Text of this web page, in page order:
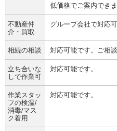
低価格でご案内できま
不動産仲
介・買取
グループ会社で対応可
相続の相談 対応可能です。ご相談
立ち合いな
しで作業可
対応可能です。
作業スタッ
フの検温/
消毒/マス
ク着用
対応可能です。